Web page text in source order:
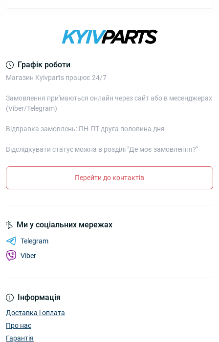
Графік роботи
Магазин Kyivparts працює 24/7
Замовлення при'маються онлайн через сайт або в месенджерах
(Viber/Telegram)
Відправка замовлень: ПН-ПТ друга половина дня
Відслідкувати статус можна в розділі "Де моє замовлення?"
Перейти до контактів
Інформація
Доставка і оплата
Про нас
Гарантія
Ми у соціальних мережах
Telegram
Viber